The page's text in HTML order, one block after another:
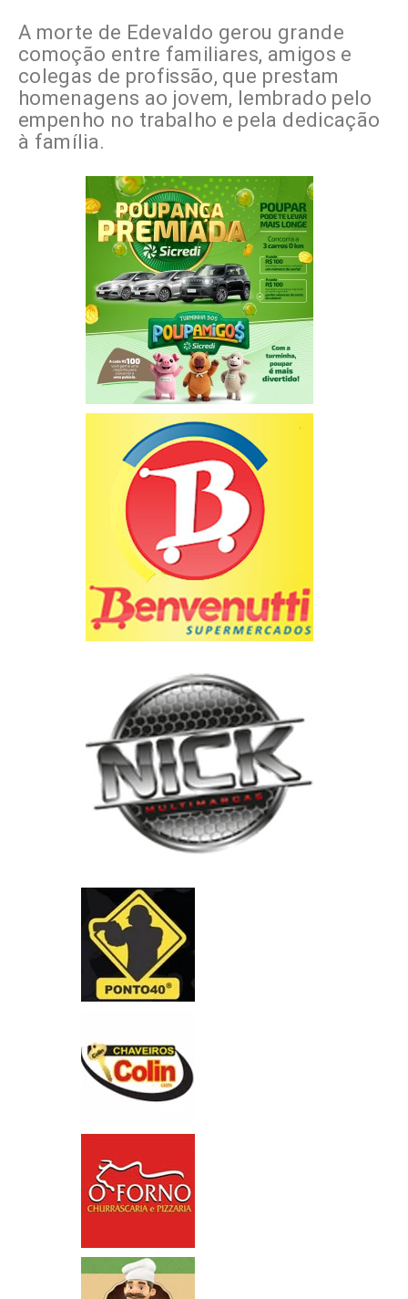
A morte de Edevaldo gerou grande
comoção entre familiares, amigos e
colegas de profissão, que prestam
homenagens ao jovem, lembrado pelo
empenho no trabalho e pela dedicação
à família.